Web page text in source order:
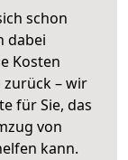
schon
dabei
Kosten
zurück – wir
für Sie, das
von
kann.